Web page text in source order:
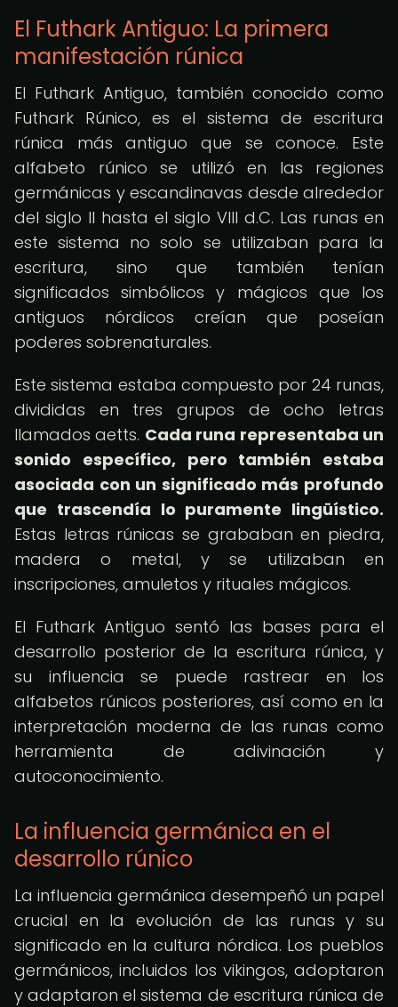
El Futhark Antiguo: La primera
manifestación rúnica
El Futhark Antiguo, también conocido como
Futhark Rúnico, es el sistema de escritura
rúnica más antiguo que se conoce. Este
alfabeto rúnico se utilizó en las regiones
germánicas y escandinavas desde alrededor
del siglo II hasta el siglo VIII d.C. Las runas en
este sistema no solo se utilizaban para la
escritura, sino que también tenían
significados simbólicos y mágicos que los
antiguos nórdicos creían que poseían
poderes sobrenaturales.
Este sistema estaba compuesto por 24 runas,
divididas en tres grupos de ocho letras
llamados aetts. Cada runa representaba un
sonido específico, pero también estaba
asociada con un significado más profundo
que trascendía lo puramente lingüístico.
Estas letras rúnicas se grababan en piedra,
madera o metal, y se utilizaban en
inscripciones, amuletos y rituales mágicos.
El Futhark Antiguo sentó las bases para el
desarrollo posterior de la escritura rúnica, y
su influencia se puede rastrear en los
alfabetos rúnicos posteriores, así como en la
interpretación moderna de las runas como
herramienta de adivinación y
autoconocimiento.
La influencia germánica en el
desarrollo rúnico
La influencia germánica desempeñó un papel
crucial en la evolución de las runas y su
significado en la cultura nórdica. Los pueblos
germánicos, incluidos los vikingos, adoptaron
y adaptaron el sistema de escritura rúnica de